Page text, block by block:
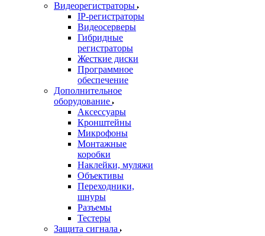
Видеорегистраторы
IP-регистраторы
Видеосерверы
Гибридные
регистраторы
Жесткие диски
Программное
обеспечение
Дополнительное
оборудование
Аксессуары
Кронштейны
Микрофоны
Монтажные
коробки
Наклейки, муляжи
Объективы
Переходники,
шнуры
Разъемы
Тестеры
Защита сигнала